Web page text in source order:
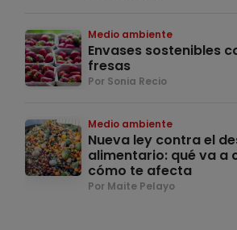
Medio ambiente
Envases sostenibles
fresas
Por Sonia Recio
Medio ambiente
Nueva ley contra el
alimentario: qué va a
cómo te afecta
Por Maite Pelayo